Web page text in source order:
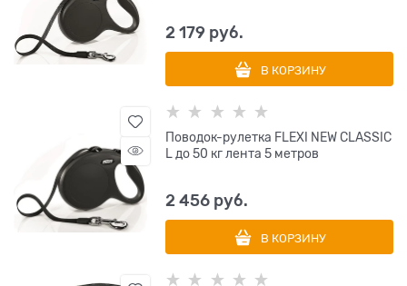
2 179 руб.
В КОРЗИНУ
Поводок-рулетка FLEXI NEW CLASSIC
L до 50 кг лента 5 метров
2 456 руб.
В КОРЗИНУ